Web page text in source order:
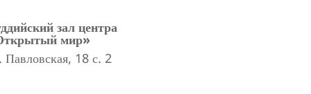
зал центра
мир»
Павловская, 18 с. 2